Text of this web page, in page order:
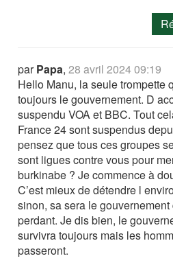
parPapa,28 avril 2024 09:19
Hello Manu, la seule trompette
toujours le gouvernement. D
suspendu VOA et BBC. Tout
France 24 sont suspendus
pensez que tous ces groupes
sont ligues contre vous pour
burkinabe ? Je commence à
C’est mieux de détendre l
sinon, sa sera le
perdant. Je dis bien, le
survivra toujours mais les
passeront.